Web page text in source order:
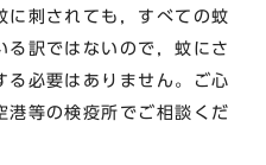
刺されても，すべての蚊
る訳ではないので，蚊にさ
る必要はありません。ご心
港等の検疫所でご相談くだ